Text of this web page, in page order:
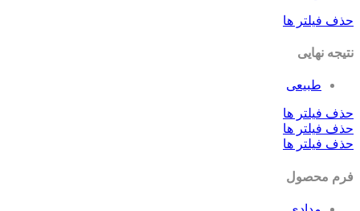
فیلتر ها
نهایی
طبیعی
فیلتر ها
فیلتر ها
فیلتر ها
محصول